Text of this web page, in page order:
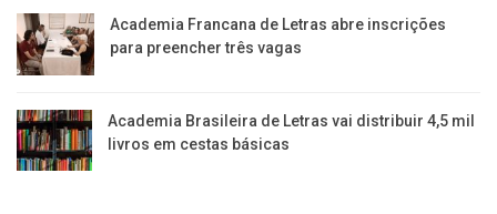
Academia Francana de Letras abre inscrições
para preencher três vagas
Academia Brasileira de Letras vai distribuir 4,5 mil
livros em cestas básicas